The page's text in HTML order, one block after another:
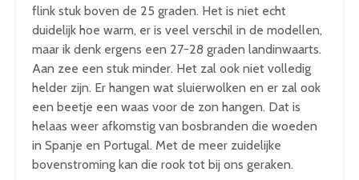
flink stuk boven de 25 graden. Het is niet echt
duidelijk hoe warm, er is veel verschil in de modellen,
maar ik denk ergens een 27-28 graden landinwaarts.
Aan zee een stuk minder. Het zal ook niet volledig
helder zijn. Er hangen wat sluierwolken en er zal ook
een beetje een waas voor de zon hangen. Dat is
helaas weer afkomstig van bosbranden die woeden
in Spanje en Portugal. Met de meer zuidelijke
bovenstroming kan die rook tot bij ons geraken.